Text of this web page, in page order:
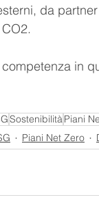
da
in
SostenibilitàPiani
Piani Net Zero